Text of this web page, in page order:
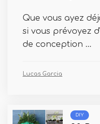
Que vous ayez
si vous prévoyez
de conception ...
Lucas Garcia
DIY